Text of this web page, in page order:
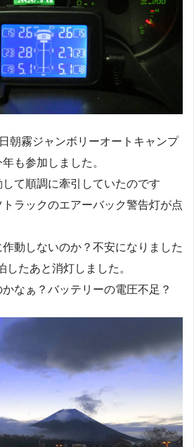
朝霧ジャンボリーオートキャンプ
も参加しました。
て順調に牽引していたのです
ラックのエアーバック警告灯が点
動しないのか？不安になりました
たあと消灯しました。
なぁ？バッテリーの電圧不足？